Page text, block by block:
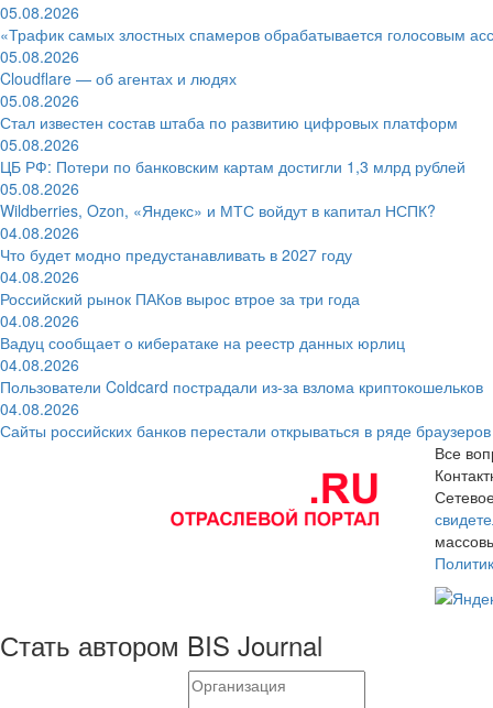
05.08.2026
«Трафик самых злостных спамеров обрабатывается голосовым
05.08.2026
Cloudflare — об агентах и людях
05.08.2026
Стал известен состав штаба по развитию цифровых платформ
05.08.2026
ЦБ РФ: Потери по банковским картам достигли 1,3 млрд рублей
05.08.2026
Wildberries, Ozon, «Яндекс» и МТС войдут в капитал НСПК?
04.08.2026
Что будет модно предустанавливать в 2027 году
04.08.2026
Российский рынок ПАКов вырос втрое за три года
04.08.2026
Вадуц сообщает о кибератаке на реестр данных юрлиц
04.08.2026
Пользователи Coldcard пострадали из-за взлома криптокошельков
04.08.2026
Сайты российских банков перестали открываться в ряде браузеров
Все
Стать автором BIS Journal